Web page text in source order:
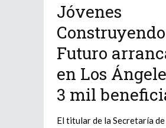
Jóvenes
Futuro
en Los
3 mil
El titular de la Secretaría de